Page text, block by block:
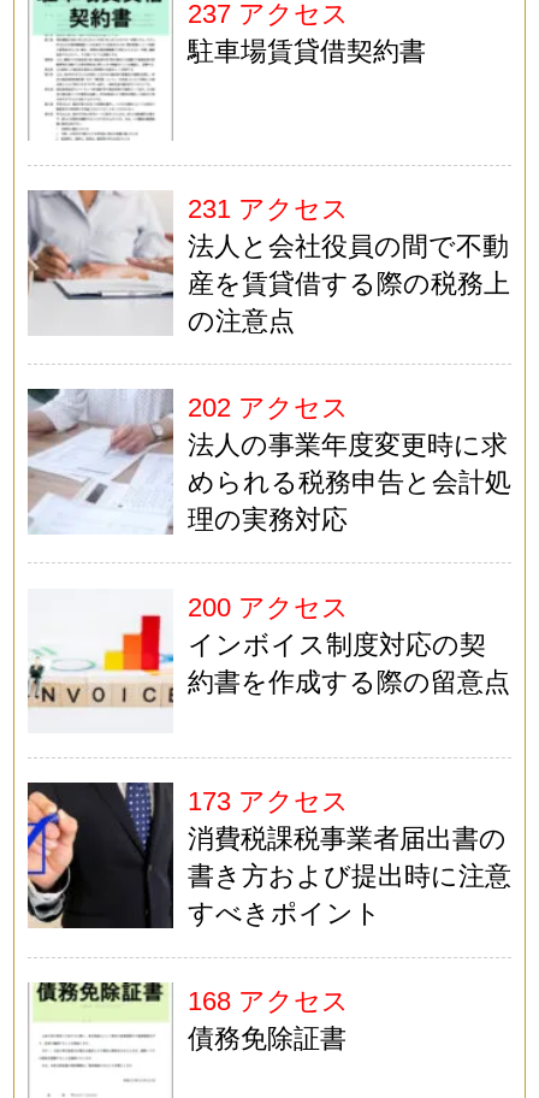
237 アクセス
駐車場賃貸借契約書
231 アクセス
法人と会社役員の間で不動
産を賃貸借する際の税務上
の注意点
202 アクセス
法人の事業年度変更時に求
められる税務申告と会計処
理の実務対応
200 アクセス
インボイス制度対応の契
約書を作成する際の留意点
173 アクセス
消費税課税事業者届出書の
書き方および提出時に注意
すべきポイント
168 アクセス
債務免除証書